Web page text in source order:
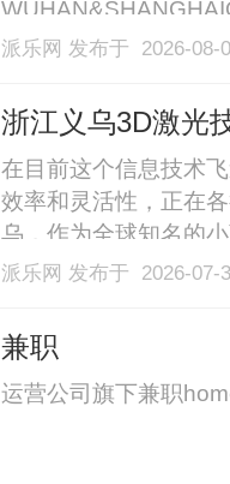
业验光配镜的写字楼
40%-60%优惠，兼顾
派乐网 发布于 2026-
浙江义乌3D激光
南
在目前这个信息技术
效率和灵活性，正在
乌，作为全球知名的
同层次的3D激光服务
推荐的公司，帮助您
派乐网 发布于 2026-
兼职
运营公司旗下兼职